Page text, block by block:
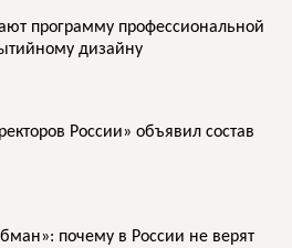
программу профессиональной
дизайну
России» объявил состав
почему в России не верят